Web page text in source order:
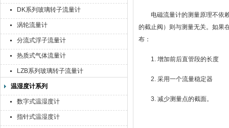
DK系列玻璃转子流量计
涡轮流量计
分流式浮子流量计
热质式气体流量计
LZB系列玻璃转子流量计
温湿度计系列
数字式温湿度计
指针式温湿度计
电磁流量计的测量原理不依
的截止阀）则与测量无关。如果
布：
1. 增加前后直管段的长度
2. 采用一个流量稳定器
3. 减少测量点的截面。